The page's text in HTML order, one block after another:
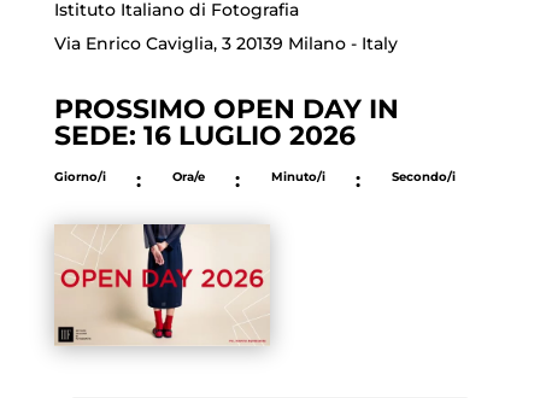
Istituto Italiano di Fotografia
Via Enrico Caviglia, 3 20139 Milano - Italy
PROSSIMO OPEN DAY IN
SEDE: 16 LUGLIO 2026
Giorno/i : Ora/e : Minuto/i : Secondo/i